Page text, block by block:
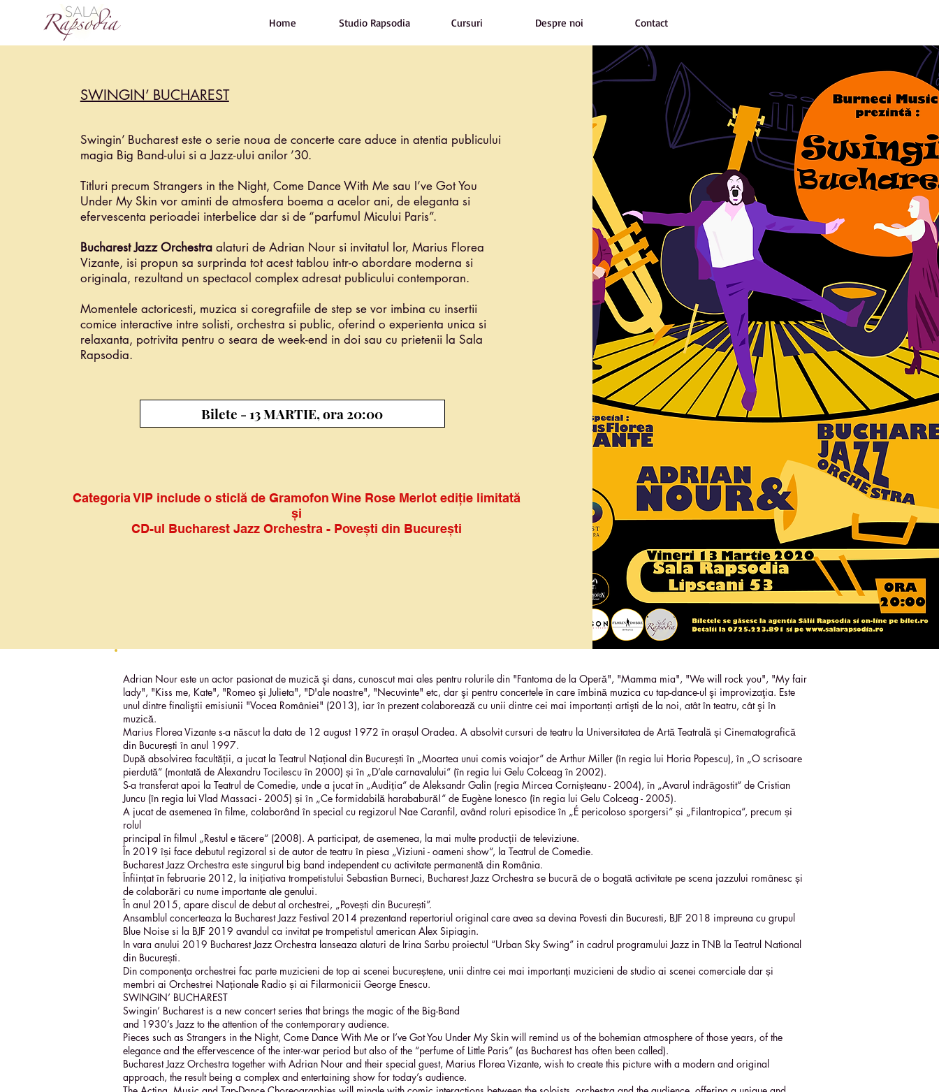
Home Studio Rapsodia Cursuri Despre noi Contact
SWINGIN’ BUCHAREST
Swingin’ Bucharest este o serie noua de concerte care aduce in atentia publicului
magia Big Band-ului si a Jazz-ului anilor ’30.
Titluri precum Strangers in the Night, Come Dance With Me sau I’ve Got You
Under My Skin vor aminti de atmosfera boema a acelor ani, de eleganta si
efervescenta perioadei interbelice dar si de “parfumul Micului Paris”.
Bucharest Jazz Orchestraalaturi de Adrian Nour si invitatul lor, Marius Florea
Vizante, isi propun sa surprinda tot acest tablou intr-o abordare moderna si
originala, rezultand un spectacol complex adresat publicului contemporan.
Momentele actoricesti, muzica si coregrafiile de step se vor imbina cu insertii
comice interactive intre solisti, orchestra si public, oferind o experienta unica si
relaxanta, potrivita pentru o seara de week-end in doi sau cu prietenii la Sala
Rapsodia.
Bilete - 13 MARTIE, ora 20:00
Categoria VIP include o sticlă de Gramofon Wine Rose Merlot ediție limitată
și
CD-ul Bucharest Jazz Orchestra - Povești din București
Adrian Nour este un actor pasionat de muzică şi dans, cunoscut mai ales pentru rolurile din "Fantoma de la Operă", "Mamma mia", "We will rock you", "My fair
lady", "Kiss me, Kate", "Romeo şi Julieta", "D'ale noastre", "Necuvinte" etc, dar şi pentru concertele în care îmbină muzica cu tap-dance-ul şi improvizaţia. Este
unul dintre finaliştii emisiunii "Vocea României" (2013), iar în prezent colaborează cu unii dintre cei mai importanți artişti de la noi, atât în teatru, cât şi în
muzică.
Marius Florea Vizante s-a născut la data de 12 august 1972 în orașul Oradea. A absolvit cursuri de teatru la Universitatea de Artă Teatrală și Cinematografică
din București în anul 1997.
După absolvirea facultății, a jucat la Teatrul Național din București în „Moartea unui comis voiajor“ de Arthur Miller (în regia lui Horia Popescu), în „O scrisoare
pierdută“ (montată de Alexandru Tocilescu în 2000) și în „D’ale carnavalului“ (în regia lui Gelu Colceag în 2002).
S-a transferat apoi la Teatrul de Comedie, unde a jucat în „Audiția“ de Aleksandr Galin (regia Mircea Cornișteanu - 2004), în „Avarul indrăgostit“ de Cristian
Juncu (în regia lui Vlad Massaci - 2005) și în „Ce formidabilă harababură!“ de Eugène Ionesco (în regia lui Gelu Colceag - 2005).
A jucat de asemenea în filme, colaborând în special cu regizorul Nae Caranfil, având roluri episodice în „É pericoloso sporgersi“ și „Filantropica“, precum și
rolul
principal în filmul „Restul e tăcere“ (2008). A participat, de asemenea, la mai multe producții de televiziune.
În 2019 își face debutul regizoral si de autor de teatru în piesa „Viziuni - oameni show“, la Teatrul de Comedie.
Bucharest Jazz Orchestra este singurul big band independent cu activitate permanentă din România.
Înființat în februarie 2012, la inițiativa trompetistului Sebastian Burneci, Bucharest Jazz Orchestra se bucură de o bogată activitate pe scena jazzului românesc și
de colaborări cu nume importante ale genului.
În anul 2015, apare discul de debut al orchestrei, „Povești din București”.
Ansamblul concerteaza la Bucharest Jazz Festival 2014 prezentand repertoriul original care avea sa devina Povesti din Bucuresti, BJF 2018 impreuna cu grupul
Blue Noise si la BJF 2019 avandul ca invitat pe trompetistul american Alex Sipiagin.
In vara anului 2019 Bucharest Jazz Orchestra lanseaza alaturi de Irina Sarbu proiectul “Urban Sky Swing” in cadrul programului Jazz in TNB la Teatrul National
din București.
Din componența orchestrei fac parte muzicieni de top ai scenei bucureștene, unii dintre cei mai importanți muzicieni de studio ai scenei comerciale dar și
membri ai Orchestrei Naționale Radio și ai Filarmonicii George Enescu.
SWINGIN’ BUCHAREST
Swingin’ Bucharest is a new concert series that brings the magic of the Big-Band
and 1930’s Jazz to the attention of the contemporary audience.
Pieces such as Strangers in the Night, Come Dance With Me or I’ve Got You Under My Skin will remind us of the bohemian atmosphere of those years, of the
elegance and the effervescence of the inter-war period but also of the “perfume of Little Paris” (as Bucharest has often been called).
Bucharest Jazz Orchestra together with Adrian Nour and their special guest, Marius Florea Vizante, wish to create this picture with a modern and original
approach, the result being a complex and entertaining show for today’s audience.